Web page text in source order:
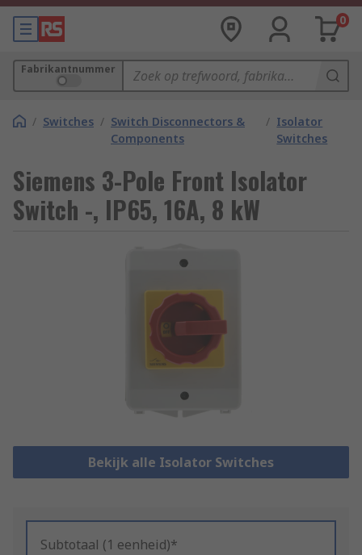
0
Fabrikantnummer
/ Switches / Switch Disconnectors &
Components
/ Isolator
Switches
Siemens 3-Pole Front Isolator
Switch -, IP65, 16A, 8 kW
Bekijk alle Isolator Switches
Subtotaal (1 eenheid)*